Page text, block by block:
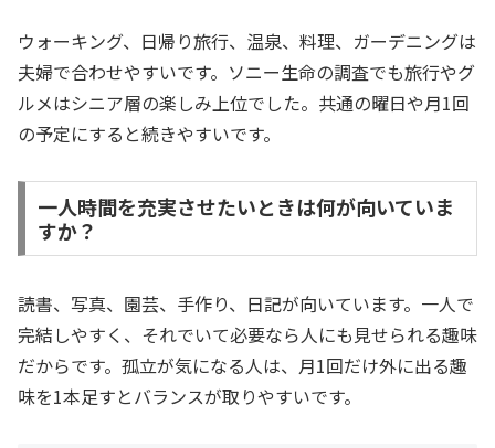
ウォーキング、日帰り旅行、温泉、料理、ガーデニングは
夫婦で合わせやすいです。ソニー生命の調査でも旅行やグ
ルメはシニア層の楽しみ上位でした。共通の曜日や月1回
の予定にすると続きやすいです。
一人時間を充実させたいときは何が向いていま
すか？
読書、写真、園芸、手作り、日記が向いています。一人で
完結しやすく、それでいて必要なら人にも見せられる趣味
だからです。孤立が気になる人は、月1回だけ外に出る趣
味を1本足すとバランスが取りやすいです。